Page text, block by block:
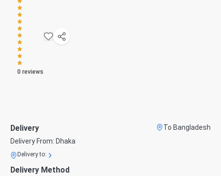
0 reviews
Delivery
To Bangladesh
Delivery From: Dhaka
Delivery to:
Delivery Method